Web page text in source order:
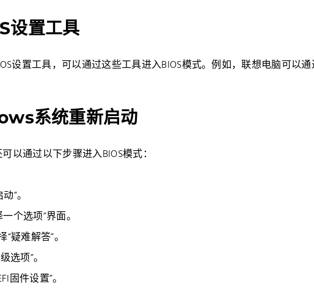
设置工具
设置工具，可以通过这些工具进入BIOS模式。例如，联想电脑可以
系统重新启动
以通过以下步骤进入BIOS模式：
”。
个选项”界面。
疑难解答”。
选项”。
固件设置”。